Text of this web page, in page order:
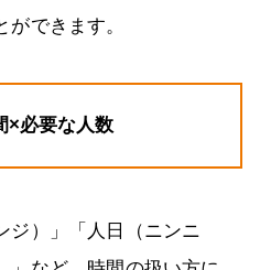
できます。
×必要な人数
ジ）」「人日（ニンニ